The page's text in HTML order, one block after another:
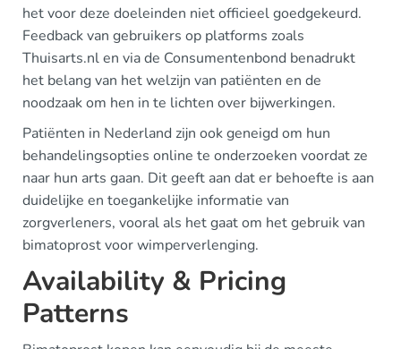
het voor deze doeleinden niet officieel goedgekeurd.
Feedback van gebruikers op platforms zoals
Thuisarts.nl en via de Consumentenbond benadrukt
het belang van het welzijn van patiënten en de
noodzaak om hen in te lichten over bijwerkingen.
Patiënten in Nederland zijn ook geneigd om hun
behandelingsopties online te onderzoeken voordat ze
naar hun arts gaan. Dit geeft aan dat er behoefte is aan
duidelijke en toegankelijke informatie van
zorgverleners, vooral als het gaat om het gebruik van
bimatoprost voor wimperverlenging.
Availability & Pricing
Patterns